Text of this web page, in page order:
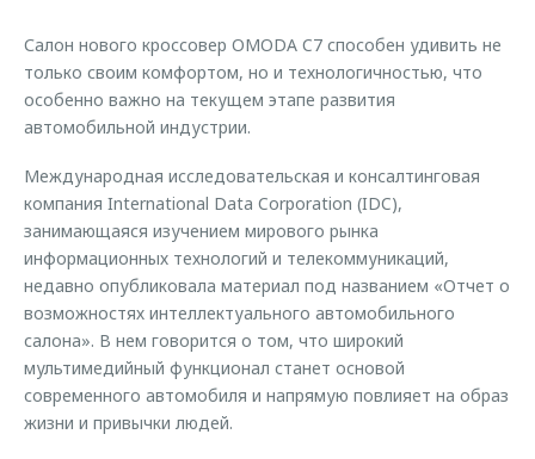
Кредитный калькулятор
Аксессуары
Оригинальные аксессуары
Трейд-ин
Калькулятор трейд-ин
O&J Автоклуб
Клуб владельцев OMODA
Аксессуары
Одежда и сувениры
Оригинальные аксессуары
Запчасти
Салон нового кроссовер OMODA C7 способен удивить не
только своим комфортом, но и технологичностью, что
особенно важно на текущем этапе развития
автомобильной индустрии.
Международная исследовательская и консалтинговая
компания International Data Corporation (IDC),
занимающаяся изучением мирового рынка
информационных технологий и телекоммуникаций,
недавно опубликовала материал под названием «Отчет о
возможностях интеллектуального автомобильного
салона». В нем говорится о том, что широкий
мультимедийный функционал станет основой
современного автомобиля и напрямую повлияет на образ
жизни и привычки людей.